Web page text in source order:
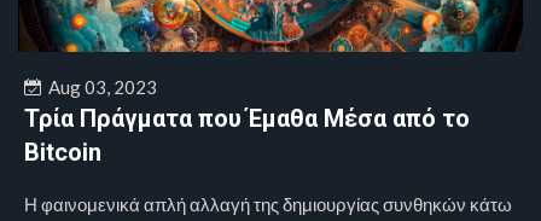
Aug 03, 2023
Τρία Πράγματα που Έμαθα Μέσα από το
Bitcoin
Η φαινομενικά απλή αλλαγή της δημιουργίας συνθηκών κάτω